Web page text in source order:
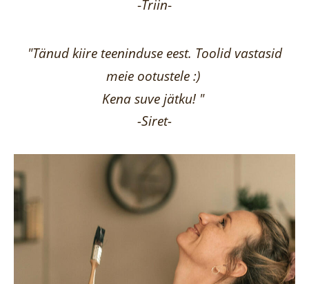
-Triin-
"Tänud kiire teeninduse eest. Toolid vastasid
meie ootustele :)
Kena suve jätku! "
-Siret-